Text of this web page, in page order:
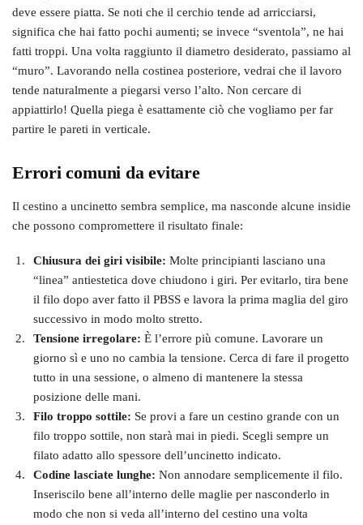
deve essere piatta. Se noti che il cerchio tende ad arricciarsi,
significa che hai fatto pochi aumenti; se invece “sventola”, ne hai
fatti troppi. Una volta raggiunto il diametro desiderato, passiamo al
“muro”. Lavorando nella costinea posteriore, vedrai che il lavoro
tende naturalmente a piegarsi verso l’alto. Non cercare di
appiattirlo! Quella piega è esattamente ciò che vogliamo per far
partire le pareti in verticale.
Errori comuni da evitare
Il cestino a uncinetto sembra semplice, ma nasconde alcune insidie
che possono compromettere il risultato finale:
Chiusura dei giri visibile: Molte principianti lasciano una
“linea” antiestetica dove chiudono i giri. Per evitarlo, tira bene
il filo dopo aver fatto il PBSS e lavora la prima maglia del giro
successivo in modo molto stretto.
Tensione irregolare: È l’errore più comune. Lavorare un
giorno sì e uno no cambia la tensione. Cerca di fare il progetto
tutto in una sessione, o almeno di mantenere la stessa
posizione delle mani.
Filo troppo sottile: Se provi a fare un cestino grande con un
filo troppo sottile, non starà mai in piedi. Scegli sempre un
filato adatto allo spessore dell’uncinetto indicato.
Codine lasciate lunghe: Non annodare semplicemente il filo.
Inseriscilo bene all’interno delle maglie per nasconderlo in
modo che non si veda all’interno del cestino una volta